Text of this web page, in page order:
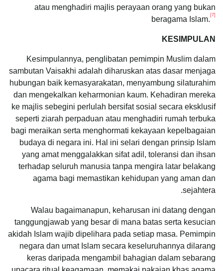
atau menghadiri majlis perayaan orang yang bukan
beragama Islam. [7]
KESIMPULAN
Kesimpulannya, penglibatan pemimpin Muslim dalam
sambutan Vaisakhi adalah diharuskan atas dasar menjaga
hubungan baik kemasyarakatan, menyambung silaturahim
dan mengekalkan keharmonian kaum. Kehadiran mereka
ke majlis sebegini perlulah bersifat sosial secara eksklusif
seperti ziarah perpaduan atau menghadiri rumah terbuka
bagi meraikan serta menghormati kekayaan kepelbagaian
budaya di negara ini. Hal ini selari dengan prinsip Islam
yang amat menggalakkan sifat adil, toleransi dan ihsan
terhadap seluruh manusia tanpa mengira latar belakang
agama bagi memastikan kehidupan yang aman dan
sejahtera.
Walau bagaimanapun, keharusan ini datang dengan
tanggungjawab yang besar di mana batas serta kesucian
akidah Islam wajib dipelihara pada setiap masa. Pemimpin
negara dan umat Islam secara keseluruhannya dilarang
keras daripada mengambil bahagian dalam sebarang